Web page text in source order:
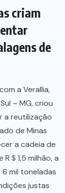
criam
de
a Verallia,
– MG, criou
a reutilização
de Minas
a cadeia de
＄1,5 milhão, a
mil toneladas
justas